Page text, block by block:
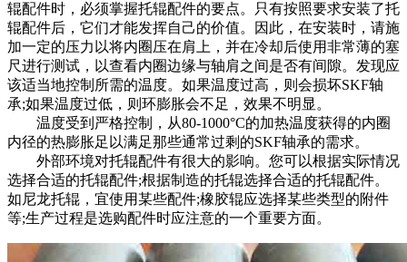
辊配件时，必须掌握托辊配件的要点。只有按照要求安装了托
辊配件后，它们才能发挥自己的价值。因此，在安装时，请施
加一定的压力以将内圈压在肩上，并在冷却后使用非常薄的塞
尺进行测试，以查看内圈边缘与轴肩之间是否有间隙。发现应
该适当地控制所需的温度。如果温度过高，则会损坏SKF轴
承;如果温度过低，则环膨胀会不足，效果不明显。
温度受到严格控制，从80-1000°C的加热温度获得的内圈
内径的热膨胀足以满足那些通常过剩的SKF轴承的需求。
外部环境对托辊配件有很大的影响。您可以根据实际情况
选择合适的托辊配件;根据制造的托辊选择合适的托辊配件。
如尼龙托辊，宜使用某些配件;橡胶辊应选择某些类型的附件
等;生产过程是选购配件时应注意的一个重要方面。